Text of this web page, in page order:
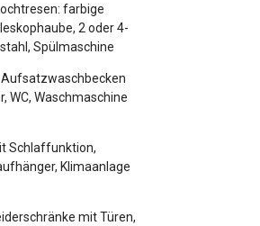
farbige
2 oder 4-
Spülmaschine
WC, Waschmaschine
Schlaffunktion,
Klimaanlage
mit Türen,